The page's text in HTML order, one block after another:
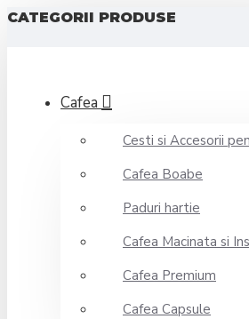
CATEGORII PRODUSE
Cafea
Cesti si Accesorii
Cafea Boabe
Paduri hartie
Cafea Macinata si
Cafea Premium
Cafea Capsule